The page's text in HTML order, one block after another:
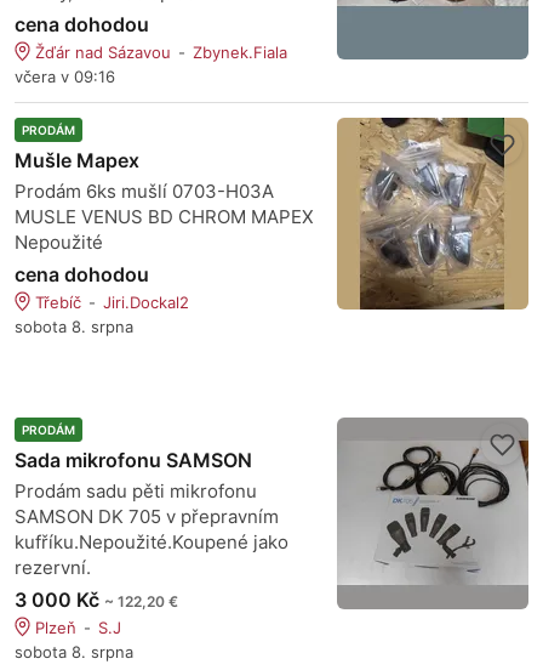
cena dohodou
Žďár nad Sázavou
Zbynek.Fiala
včera v 09:16
PRODÁM
Mušle Mapex
Prodám 6ks mušlí 0703-H03A
MUSLE VENUS BD CHROM MAPEX
Nepoužité
cena dohodou
Třebíč
Jiri.Dockal2
sobota 8. srpna
PRODÁM
Sada mikrofonu SAMSON
Prodám sadu pěti mikrofonu
SAMSON DK 705 v přepravním
kufříku.Nepoužité.Koupené jako
rezervní.
3 000 Kč ~ 122,20 €
Plzeň
S.J
sobota 8. srpna